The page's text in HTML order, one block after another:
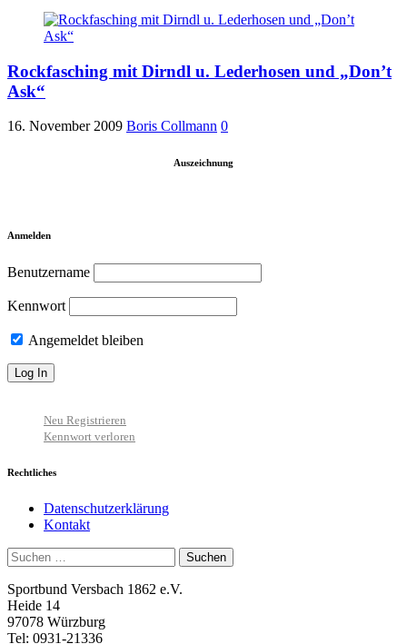
Rockfasching mit Dirndl u. Lederhosen und „Don’t
Ask“
16. November 2009 Boris Collmann 0
Auszeichnung
Anmelden
Benutzername
Kennwort
Angemeldet bleiben
Neu Registrieren
Kennwort verloren
Rechtliches
Datenschutzerklärung
Kontakt
Suchen
nach:
Sportbund Versbach 1862 e.V.
Heide 14
97078 Würzburg
Tel: 0931-21336